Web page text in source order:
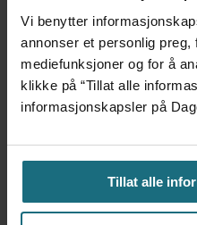
Vi benytter
annonser et personlig
mediefunksjoner og for å
klikke på “Tillat alle
informasjonskapsler på
Tillat alle
Storbritannia
ny norsk